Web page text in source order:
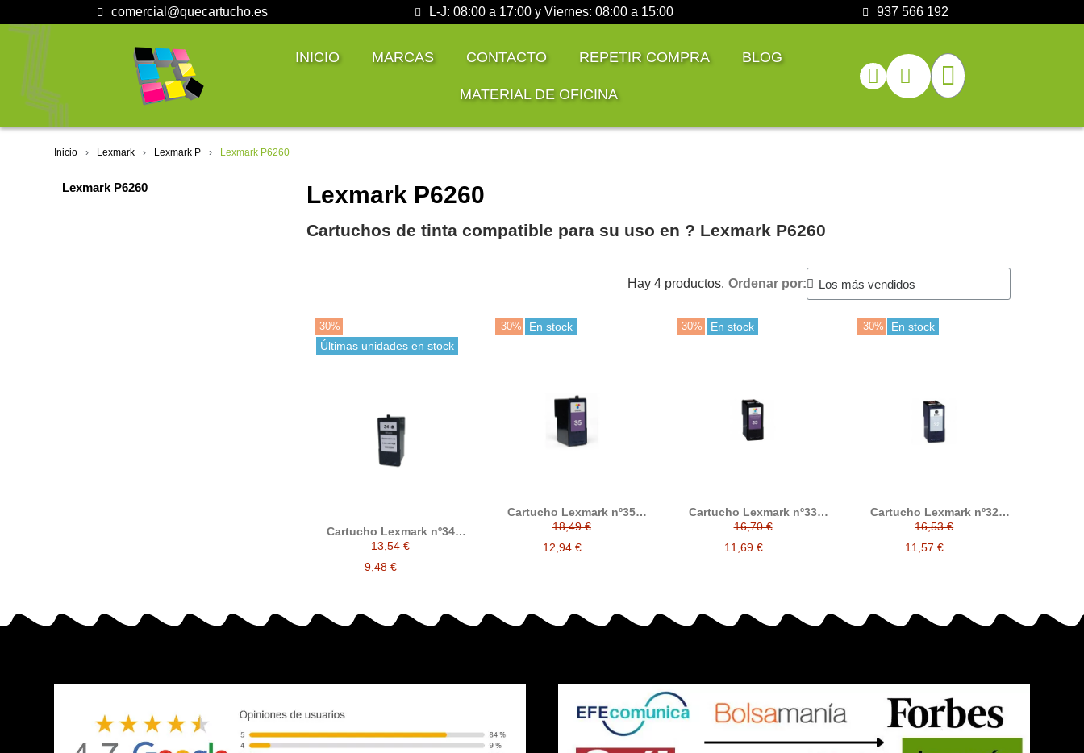
comercial@quecartucho.es L-J: 08:00 a 17:00 y Viernes: 08:00 a 15:00 937 566 192
INICIO MARCAS CONTACTO REPETIR COMPRA BLOG
MATERIAL DE OFICINA
Inicio Lexmark Lexmark P Lexmark P6260
Lexmark P6260 Lexmark P6260
Cartuchos de tinta compatible para su uso en ?️ Lexmark P6260
Hay 4 productos. Ordenar por:
-30%
Últimas unidades en stock
Cartucho Lexmark nº34
negro compatible
018C0034E
13,54 €
9,48 €
-30% En stock
Cartucho Lexmark nº35
tricolor compatible
18,49 €
12,94 €
-30% En stock
Cartucho Lexmark nº33
tricolor compatible
16,70 €
11,69 €
-30% En stock
Cartucho Lexmark nº32
negro 018C0032E
16,53 €
11,57 €